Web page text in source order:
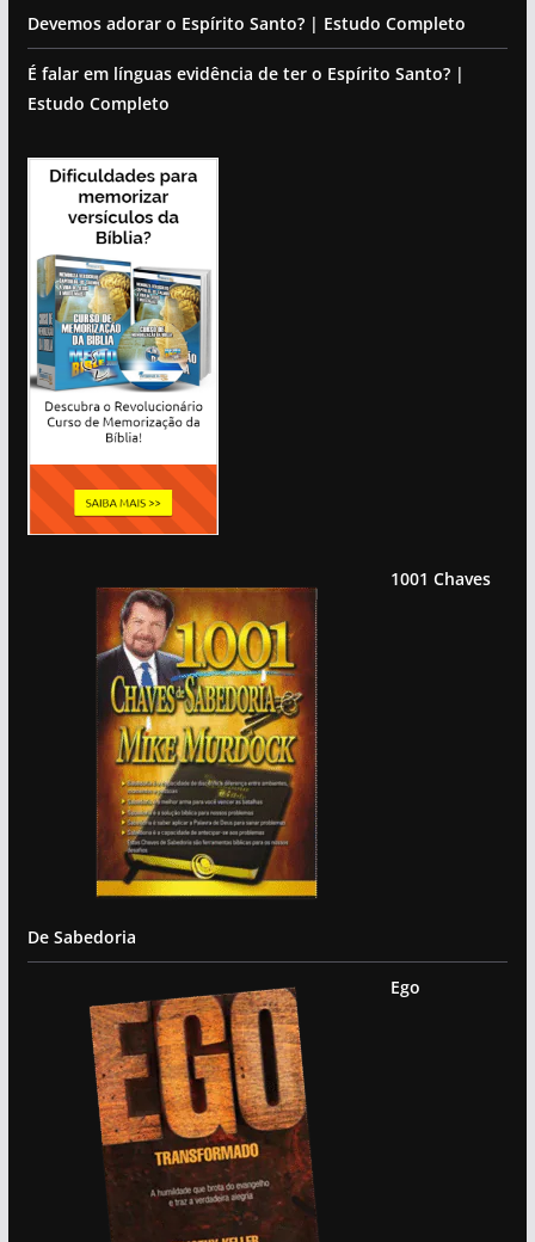
Devemos adorar o Espírito Santo? | Estudo Completo
É falar em línguas evidência de ter o Espírito Santo? |
Estudo Completo
1001 Chaves
De Sabedoria
Ego